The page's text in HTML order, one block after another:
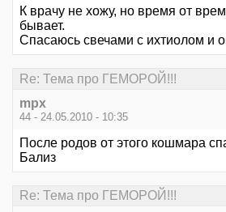
К врачу не хожу, но время от
бывает.
Спасаюсь свечами с ихтиолом и
Re: Тема про ГЕМОРОЙ!!!
mpx
44 - 24.05.2010 - 10:35
После родов от этого кошмара
Бализ
Re: Тема про ГЕМОРОЙ!!!